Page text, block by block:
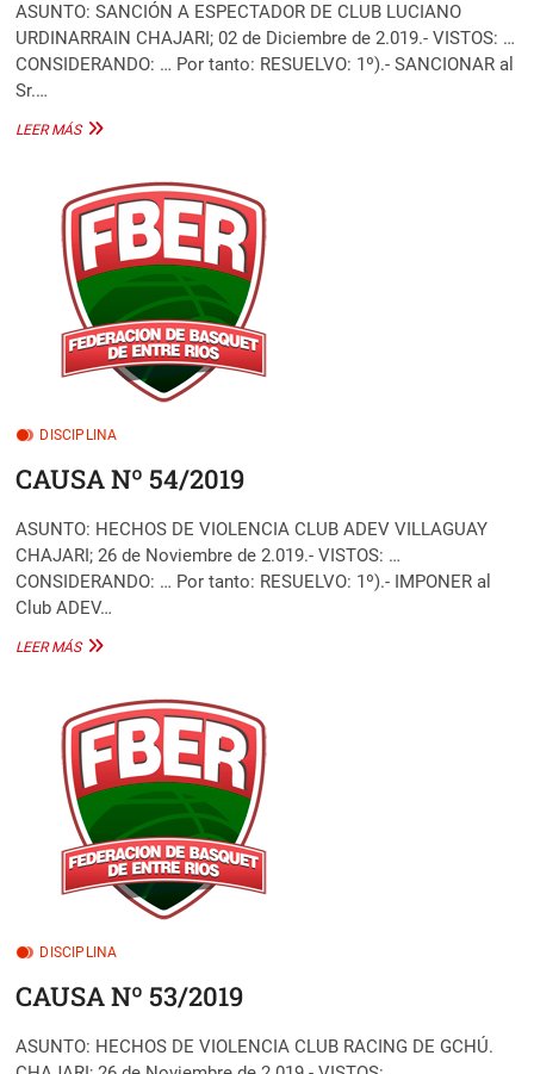
ASUNTO: SANCIÓN A ESPECTADOR DE CLUB LUCIANO
URDINARRAIN CHAJARI; 02 de Diciembre de 2.019.- VISTOS: …
CONSIDERANDO: … Por tanto: RESUELVO: 1º).- SANCIONAR al
Sr.…
LEER MÁSCAUSA
DISCIPLINA
CAUSA Nº 54/2019
ASUNTO: HECHOS DE VIOLENCIA CLUB ADEV VILLAGUAY
CHAJARI; 26 de Noviembre de 2.019.- VISTOS: …
CONSIDERANDO: … Por tanto: RESUELVO: 1º).- IMPONER al
Club ADEV…
LEER MÁSCAUSA
DISCIPLINA
CAUSA Nº 53/2019
ASUNTO: HECHOS DE VIOLENCIA CLUB RACING DE GCHÚ.